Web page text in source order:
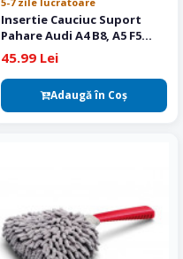
Insertie Cauciuc Suport
Pahare Audi A4 B8, A5 F5
Original
45.99 Lei
Adaugă în Coş